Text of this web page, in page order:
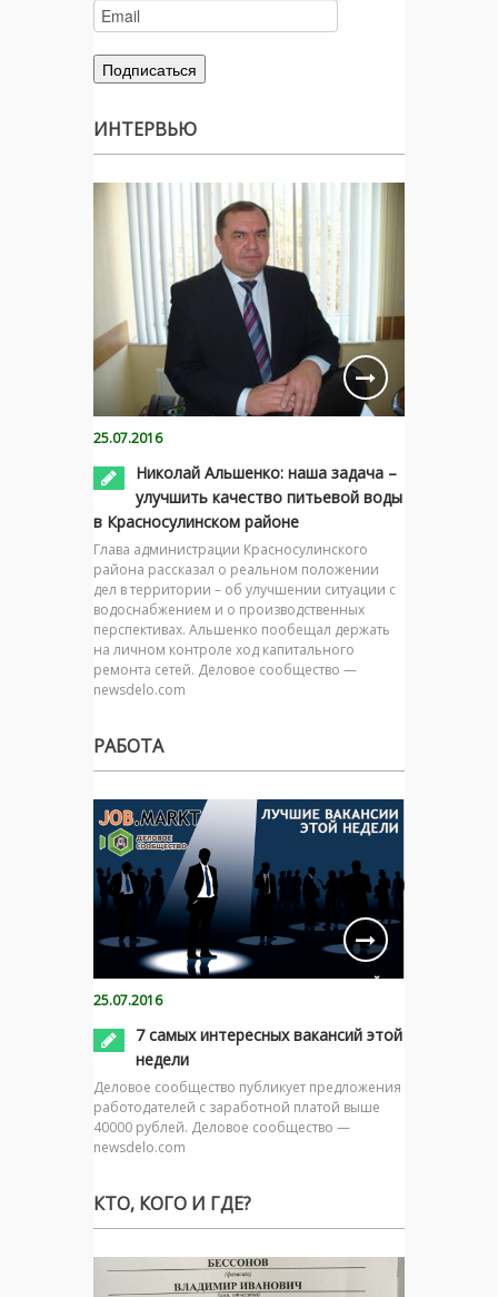
ИНТЕРВЬЮ
25.07.2016
Николай Альшенко: наша задача –
улучшить качество питьевой воды
в Красносулинском районе
Глава администрации Красносулинского
района рассказал о реальном положении
дел в территории – об улучшении ситуации с
водоснабжением и о производственных
перспективах. Альшенко пообещал держать
на личном контроле ход капитального
ремонта сетей. Деловое сообщество —
newsdelo.com
РАБОТА
25.07.2016
7 самых интересных вакансий этой
недели
Деловое сообщество публикует предложения
работодателей с заработной платой выше
40000 рублей. Деловое сообщество —
newsdelo.com
КТО, КОГО И ГДЕ?